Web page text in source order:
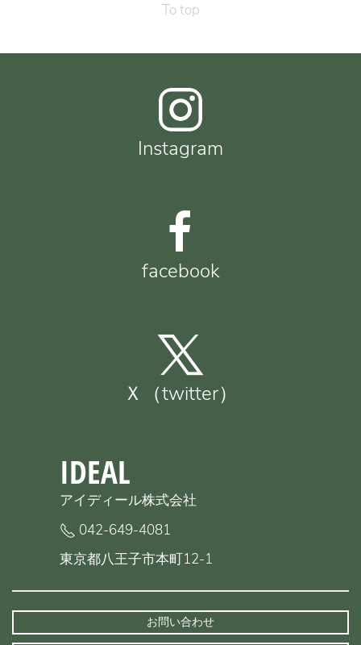
To top
Instagram
facebook
Ｘ（twitter）
IDEAL
アイディール株式会社
042-649-4081
東京都八王子市本町12-1
お問い合わせ